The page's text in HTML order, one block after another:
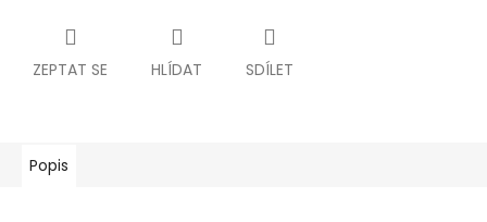
ZEPTAT SE HLÍDAT SDÍLET
Popis